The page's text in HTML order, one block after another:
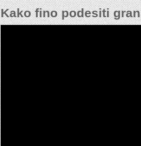
Kako fino podesiti